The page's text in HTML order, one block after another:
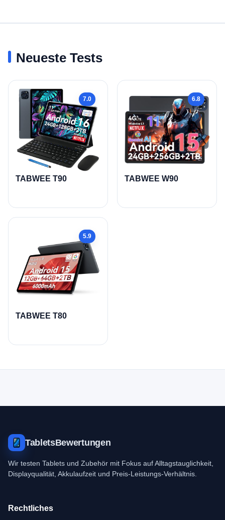
Neueste Tests
7.0
TABWEE T90
6.8
TABWEE W90
5.9
TABWEE T80
TabletsBewertungen
Wir testen Tablets und Zubehör mit Fokus auf Alltagstauglichkeit,
Displayqualität, Akkulaufzeit und Preis-Leistungs-Verhältnis.
Rechtliches